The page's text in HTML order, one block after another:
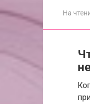
На